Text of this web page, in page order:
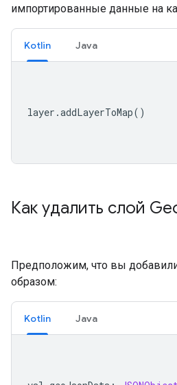
импортированные данные на
Kotlin Java
layer .addLayerToMap()
Как удалить слой
Предположим, что вы
образом:
Kotlin Java